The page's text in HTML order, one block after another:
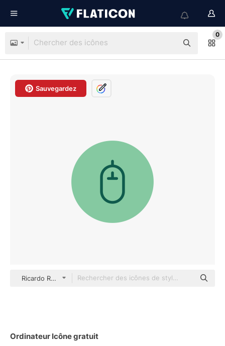
0
Sauvegardez
Ricardo Ruiz Others
Ordinateur Icône gratuit